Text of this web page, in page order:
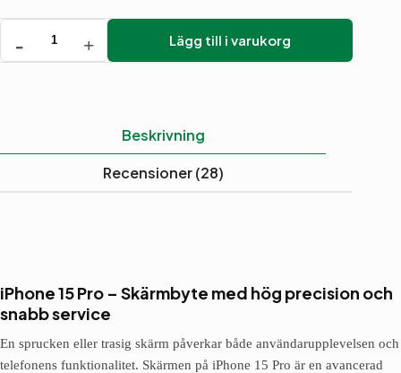
iPhone
15
Lägg till i varukorg
Beskrivning
Recensioner (28)
iPhone 15 Pro – Skärmbyte med hög precision och
snabb service
En sprucken eller trasig skärm påverkar både användarupplevelsen och
telefonens funktionalitet. Skärmen på iPhone 15 Pro är en avancerad